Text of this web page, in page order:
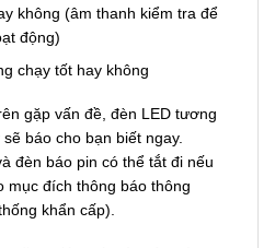
không (âm thanh kiểm tra để
động)
chạy tốt hay không
gặp vấn đề, đèn LED tương
báo cho bạn biết ngay.
đèn báo pin có thể tắt đi nếu
mục đích thông báo thông
khẩn cấp).